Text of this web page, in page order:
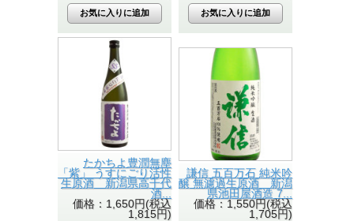
たかちよ豊潤無塵
「紫」 うすにごり活性
生原酒 新潟県高千代
酒...
価格：1,650円(税込
1,815円)
謙信 五百万石 純米吟
醸 無濾過生原酒 新潟
県池田屋酒造 7...
価格：1,550円(税込
1,705円)